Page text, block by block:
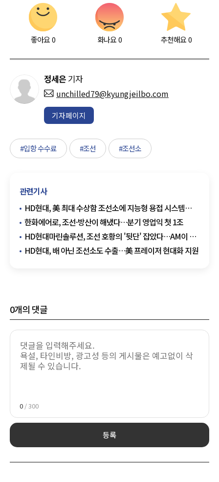
좋아요0 화나요0 추천해요 0
정세은 기자
unchilled79@kyungjeilbo.com
기자페이지
#입항 수수료 #조선 #조선소
관련기사
HD현대, 美 최대 수상함 조선소에 지능형 용접 시스템
도입
한화에어로, 조선·방산이 해냈다…분기 영업익 첫 1조
HD현대마린솔루션, 조선 호황의 '뒷단' 잡았다…AM이 새
수익원
HD현대, 배 아닌 조선소도 수출…美 프레이저 현대화 지원
0개의 댓글
0 / 300
등록